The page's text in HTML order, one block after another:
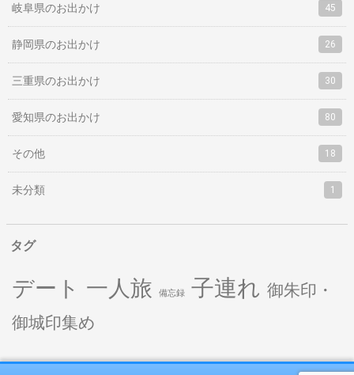
岐阜県のお出かけ 45
静岡県のお出かけ 26
三重県のお出かけ 30
愛知県のお出かけ 80
その他 18
未分類 1
タグ
デート 一人旅 備忘録 子連れ 御朱印・
御城印集め